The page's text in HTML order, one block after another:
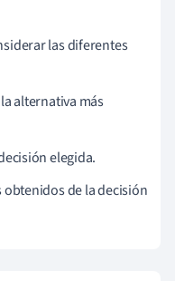
las diferentes
alternativa más
elegida.
de la decisión